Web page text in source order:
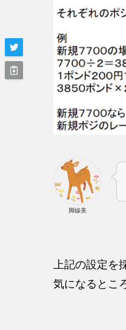
脚線美
上記の設定を
気になるとこ